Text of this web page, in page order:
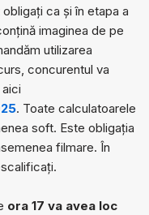
ca și în etapa a
imaginea de pe
utilizarea
concurentul va
. Toate calculatoarele
soft. Este obligația
filmare. În
ora 17 va avea loc